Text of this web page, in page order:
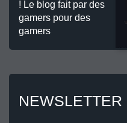
! Le blog fait par des
gamers pour des
gamers
NEWSLETTER